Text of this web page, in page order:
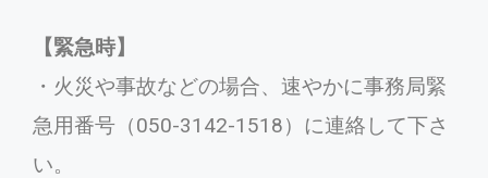
【緊急時】
・火災や事故などの場合、速やかに事務局緊
急用番号（050-3142-1518）に連絡して下さ
い。